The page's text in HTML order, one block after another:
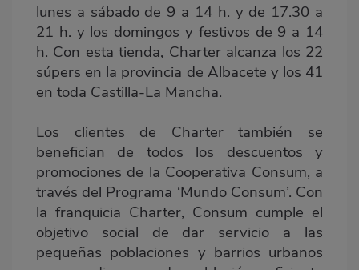
lunes a sábado de 9 a 14 h. y de 17.30 a
21 h. y los domingos y festivos de 9 a 14
h. Con esta tienda, Charter alcanza los 22
súpers en la provincia de Albacete y los 41
en toda Castilla-La Mancha.
Los clientes de Charter también se
benefician de todos los descuentos y
promociones de la Cooperativa Consum, a
través del Programa ‘Mundo Consum’. Con
la franquicia Charter, Consum cumple el
objetivo social de dar servicio a las
pequeñas poblaciones y barrios urbanos